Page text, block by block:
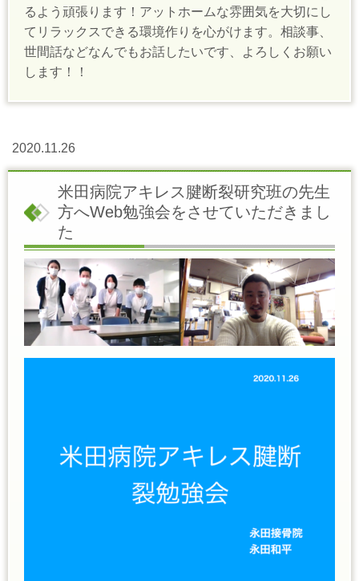
るよう頑張ります！アットホームな雰囲気を大切にし
てリラックスできる環境作りを心がけます。相談事、
世間話などなんでもお話したいです、よろしくお願い
します！！
2020.11.26
米田病院アキレス腱断裂研究班の先生
方へWeb勉強会をさせていただきまし
た